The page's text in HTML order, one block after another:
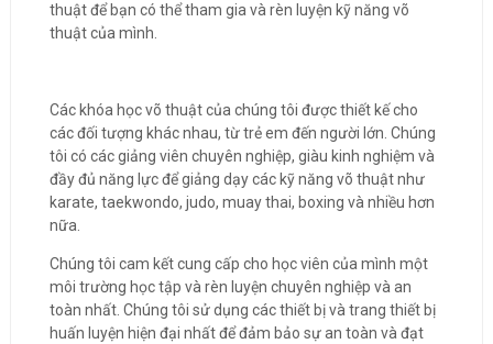
thuật để bạn có thể tham gia và rèn luyện kỹ năng võ
thuật của mình.
Các khóa học võ thuật của chúng tôi được thiết kế cho
các đối tượng khác nhau, từ trẻ em đến người lớn. Chúng
tôi có các giảng viên chuyên nghiệp, giàu kinh nghiệm và
đầy đủ năng lực để giảng dạy các kỹ năng võ thuật như
karate, taekwondo, judo, muay thai, boxing và nhiều hơn
nữa.
Chúng tôi cam kết cung cấp cho học viên của mình một
môi trường học tập và rèn luyện chuyên nghiệp và an
toàn nhất. Chúng tôi sử dụng các thiết bị và trang thiết bị
huấn luyện hiện đại nhất để đảm bảo sự an toàn và đạt